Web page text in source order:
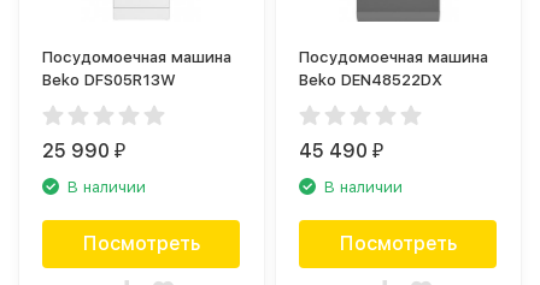
Посудомоечная машина
Beko DFS05R13W
25 990₽
В наличии
Посмотреть
Посудомоечная машина
Beko DEN48522DX
45 490₽
В наличии
Посмотреть